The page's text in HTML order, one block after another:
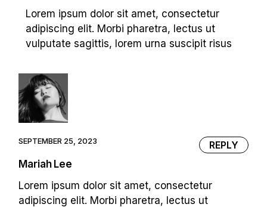
Lorem ipsum dolor sit amet, consectetur
adipiscing elit. Morbi pharetra, lectus ut
vulputate sagittis, lorem urna suscipit risus
SEPTEMBER 25, 2023
REPLY
Mariah Lee
Lorem ipsum dolor sit amet, consectetur
adipiscing elit. Morbi pharetra, lectus ut